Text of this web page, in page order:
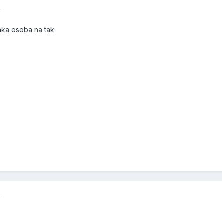
osoba na tak